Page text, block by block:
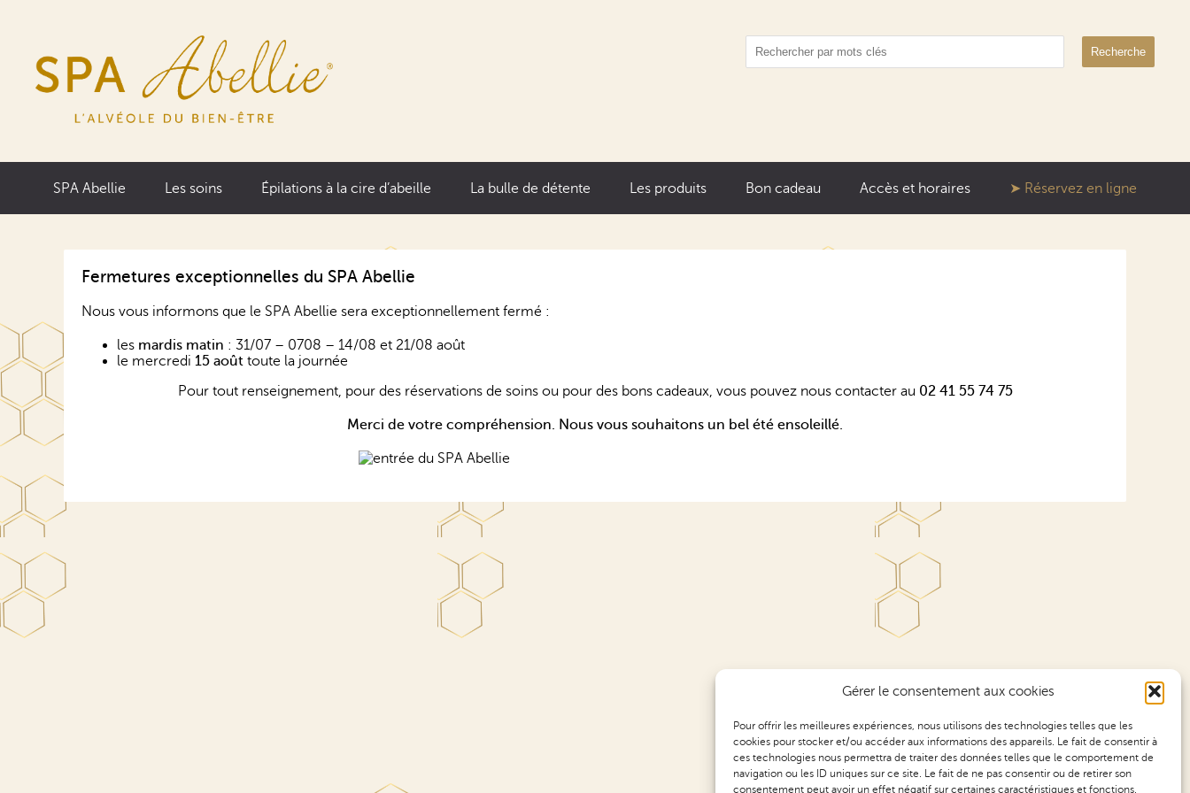
Gérer le consentement aux cookies
Pour offrir les meilleures expériences, nous utilisons des technologies telles que les
cookies pour stocker et/ou accéder aux informations des appareils. Le fait de consentir à
ces technologies nous permettra de traiter des données telles que le comportement de
navigation ou les ID uniques sur ce site. Le fait de ne pas consentir ou de retirer son
consentement peut avoir un effet négatif sur certaines caractéristiques et fonctions.
Recherche
SPA Abellie Les soins Épilations à la cire d’abeille La bulle de détente Les produits Bon cadeau Accès et horaires Réservez en ligne
Fermetures exceptionnelles du SPA Abellie
Nous vous informons que le SPA Abellie sera exceptionnellement fermé :
les mardis matin : 31/07 – 0708 – 14/08 et 21/08 août
le mercredi 15 août toute la journée
Pour tout renseignement, pour des réservations de soins ou pour des bons cadeaux, vous pouvez nous contacter au 02 41 55 74 75
Merci de votre compréhension. Nous vous souhaitons un bel été ensoleillé.